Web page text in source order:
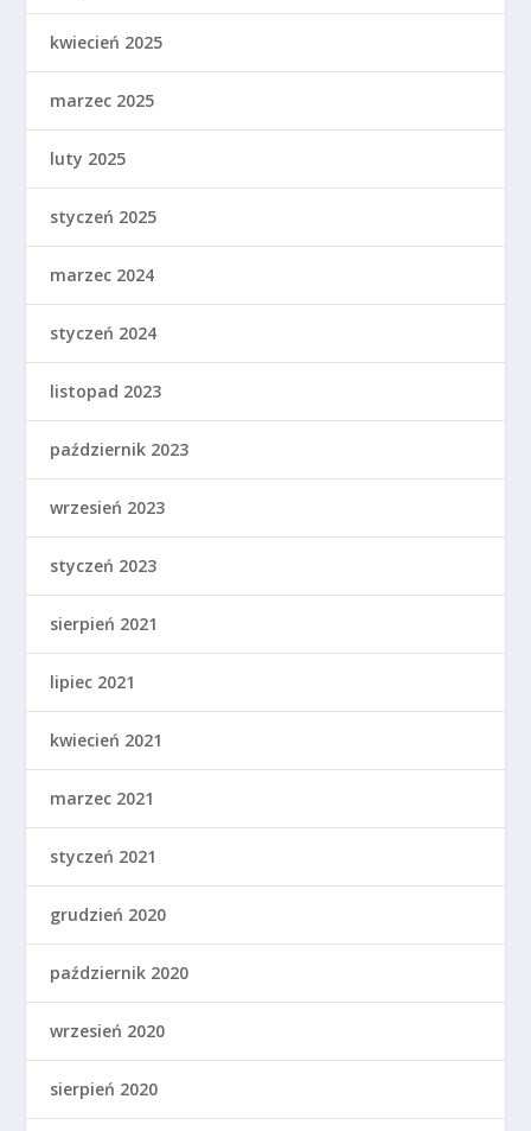
kwiecień 2025
marzec 2025
luty 2025
styczeń 2025
marzec 2024
styczeń 2024
listopad 2023
październik 2023
wrzesień 2023
styczeń 2023
sierpień 2021
lipiec 2021
kwiecień 2021
marzec 2021
styczeń 2021
grudzień 2020
październik 2020
wrzesień 2020
sierpień 2020